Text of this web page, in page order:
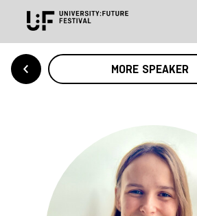
MORE SPEAKER